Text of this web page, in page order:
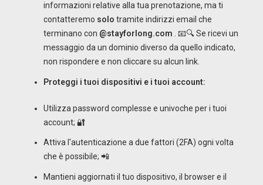
informazioni relative alla tua prenotazione, ma ti
contatteremo solo tramite indirizzi email che
terminano con @stayforlong.com . 📧🔍 Se ricevi un
messaggio da un dominio diverso da quello indicato,
non rispondere e non cliccare su alcun link.
Proteggi i tuoi dispositivi e i tuoi account:
Utilizza password complesse e univoche per i tuoi
account; 🔐
Attiva l'autenticazione a due fattori (2FA) ogni volta
che è possibile; 📲
Mantieni aggiornati il tuo dispositivo, il browser e il